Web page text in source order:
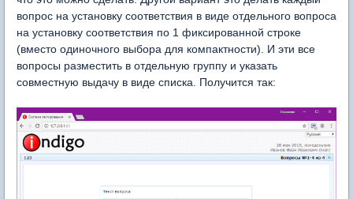
вопрос на установку соответствия в виде отдельного вопроса
на установку соответствия по 1 фиксированной строке
(вместо одиночного выбора для компактности). И эти все
вопросы разместить в отдельную группу и указать
совместную выдачу в виде списка. Получится так: